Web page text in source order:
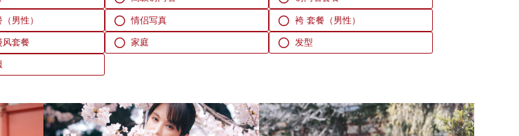
男性） 情侣写真 袴 套餐（男性）
风套餐 家庭 发型